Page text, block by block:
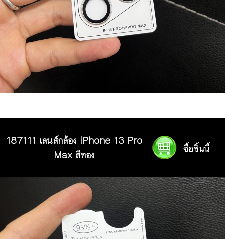
187111 เลนส์กล้อง iPhone 13 Pro
Max สีทอง